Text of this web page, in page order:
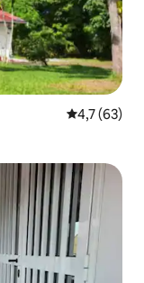
Prosječna
4,7 (63)